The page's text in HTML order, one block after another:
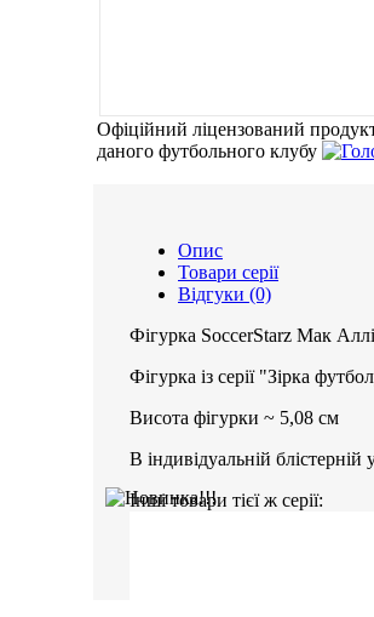
Офіційний ліцензований
даного футбольного клубу
Опис
Товари серії
Відгуки (0)
Фігурка SoccerStarz Мак
Фігурка із серії "Зірка
Висота фігурки ~ 5,08 см
В індивідуальній блістерній
Інші товари тієї ж серії: